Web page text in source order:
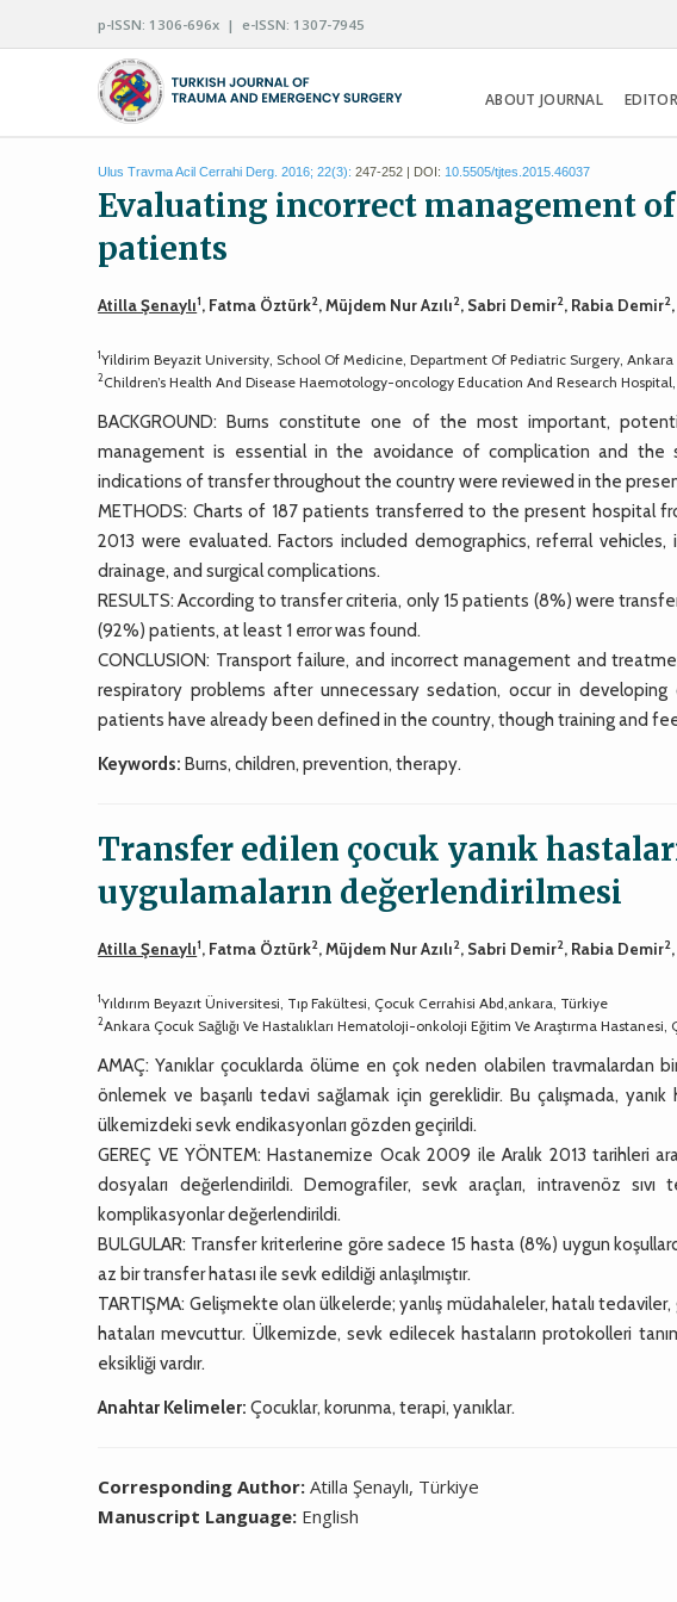
p-ISSN: 1306-696x | e-ISSN: 1307-7945
ABOUT JOURNAL
Ulus Travma Acil Cerrahi Derg. 2016; 22(3): 247-252 | DOI: 10.5505/tjtes.2015.46037
Evaluating incorrect management
patients
Atilla Şenaylı1, Fatma Öztürk2, Müjdem Nur Azılı2, Sabri Demir2, Rabia Demir2
1Yildirim Beyazit University, School Of Medicine, Department Of Pediatric Surgery, Ankara
2Children’s Health And Disease Haemotology-oncology Education And Research
BACKGROUND: Burns constitute one of the most important,
management is essential in the avoidance of complication and the
indications of transfer throughout the country were reviewed in the
METHODS: Charts of 187 patients transferred to the present hospital
2013 were evaluated. Factors included demographics, referral
drainage, and surgical complications.
RESULTS: According to transfer criteria, only 15 patients (8%) were
(92%) patients, at least 1 error was found.
CONCLUSION: Transport failure, and incorrect management and
respiratory problems after unnecessary sedation, occur in
patients have already been defined in the country, though training and
Keywords: Burns, children, prevention, therapy.
Transfer edilen çocuk yanık
uygulamaların değerlendirilmesi
Atilla Şenaylı1, Fatma Öztürk2, Müjdem Nur Azılı2, Sabri Demir2, Rabia Demir2
1Yıldırım Beyazıt Üniversitesi, Tıp Fakültesi, Çocuk Cerrahisi Abd,ankara, Türkiye
2Ankara Çocuk Sağlığı Ve Hastalıkları Hematoloji-onkoloji Eğitim Ve Araştırma
AMAÇ: Yanıklar çocuklarda ölüme en çok neden olabilen travmalardan
önlemek ve başarılı tedavi sağlamak için gereklidir. Bu çalışmada, yanık
ülkemizdeki sevk endikasyonları gözden geçirildi.
GEREÇ VE YÖNTEM: Hastanemize Ocak 2009 ile Aralık 2013 tarihleri
dosyaları değerlendirildi. Demografiler, sevk araçları, intravenöz sıvı
komplikasyonlar değerlendirildi.
BULGULAR: Transfer kriterlerine göre sadece 15 hasta (8%) uygun
az bir transfer hatası ile sevk edildiği anlaşılmıştır.
TARTIŞMA: Gelişmekte olan ülkelerde; yanlış müdahaleler, hatalı
hataları mevcuttur. Ülkemizde, sevk edilecek hastaların protokolleri
eksikliği vardır.
Anahtar Kelimeler: Çocuklar, korunma, terapi, yanıklar.
Corresponding Author:Atilla Şenaylı, Türkiye
Manuscript Language: English